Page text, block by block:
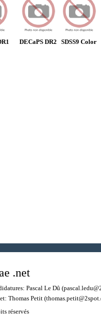
DECaPS DR2 SDSS9 Color
.net
Pascal Le Dû
Thomas Petit
réservés